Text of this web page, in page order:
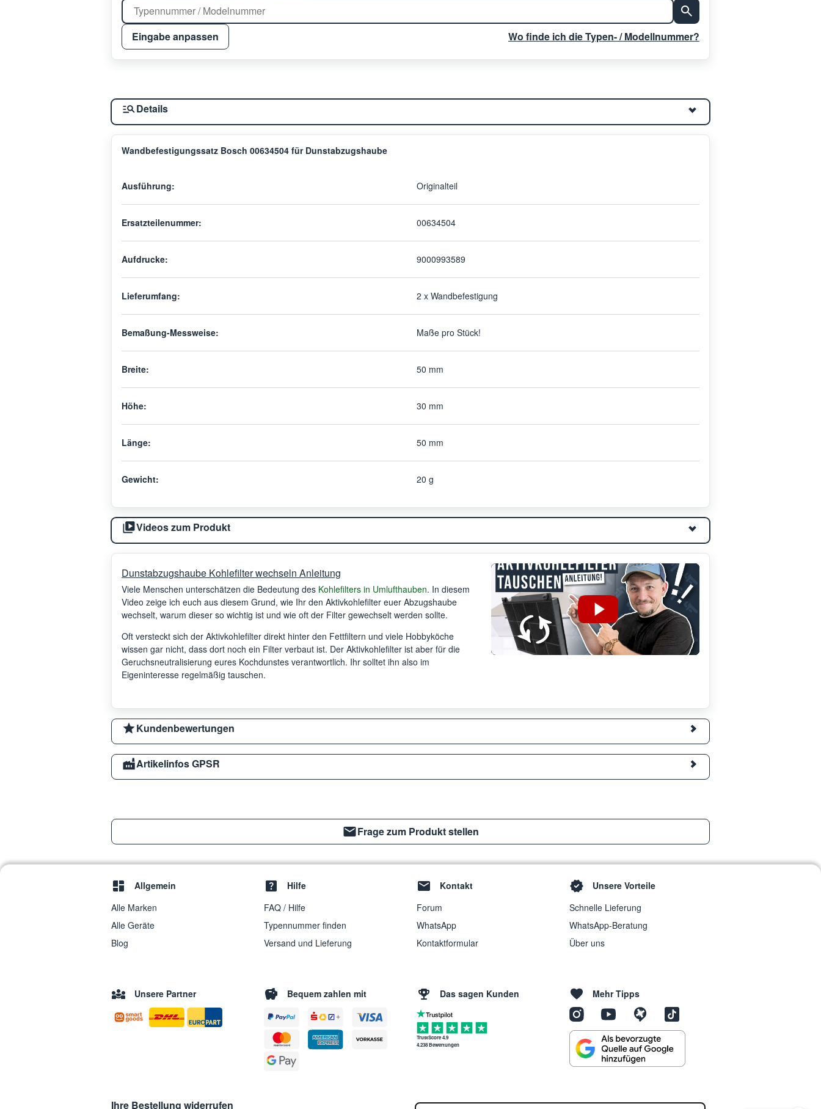
Eingabe anpassen Wo finde ich die Typen- / Modellnummer?
Details
Wandbefestigungssatz Bosch 00634504 für Dunstabzugshaube
Ausführung: Originalteil
Ersatzteilenummer: 00634504
Aufdrucke: 9000993589
Lieferumfang: 2 x Wandbefestigung
Bemaßung-Messweise: Maße pro Stück!
Breite: 50 mm
Höhe: 30 mm
Länge: 50 mm
Gewicht: 20 g
Videos zum Produkt
Dunstabzugshaube Kohlefilter wechseln Anleitung
Viele Menschen unterschätzen die Bedeutung des Kohlefilters in Umlufthauben. In diesem
Video zeige ich euch aus diesem Grund, wie Ihr den Aktivkohlefilter euer Abzugshaube
wechselt, warum dieser so wichtig ist und wie oft der Filter gewechselt werden sollte.
Oft versteckt sich der Aktivkohlefilter direkt hinter den Fettfiltern und viele Hobbyköche
wissen gar nicht, dass dort noch ein Filter verbaut ist. Der Aktivkohlefilter ist aber für die
Geruchsneutralisierung eures Kochdunstes verantwortlich. Ihr solltet ihn also im
Eigeninteresse regelmäßig tauschen.
Kundenbewertungen
Artikelinfos GPSR
Frage zum Produkt stellen
Allgemein
Alle Marken
Alle Geräte
Blog
Hilfe
FAQ / Hilfe
Typennummer finden
Versand und Lieferung
Kontakt
Forum
WhatsApp
Kontaktformular
Unsere Vorteile
Schnelle Lieferung
WhatsApp-Beratung
Über uns
Unsere Partner Bequem zahlen mit Das sagen Kunden
TrustScore 4.9
4.238 Bewertungen
Mehr Tipps
Ihre Bestellung widerrufen